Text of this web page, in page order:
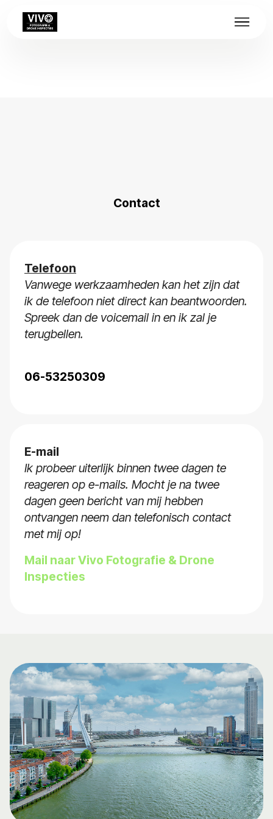
Contact
Telefoon
Vanwege werkzaamheden kan het zijn dat
ik de telefoon niet direct kan beantwoorden.
Spreek dan de voicemail in en ik zal je
terugbellen.
06-53250309
E-mail
Ik probeer uiterlijk binnen twee dagen te
reageren op e-mails. Mocht je na twee
dagen geen bericht van mij hebben
ontvangen neem dan telefonisch contact
met mij op!
Mail naar Vivo Fotografie & Drone
Inspecties